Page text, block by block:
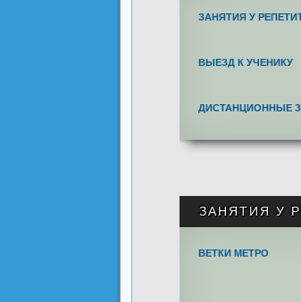
ЗАНЯТИЯ У
ВЫЕЗД К УЧЕНИКУ
ДИСТАНЦИОННЫЕ
ЗАНЯТИЯ У
ВЕТКИ МЕТРО